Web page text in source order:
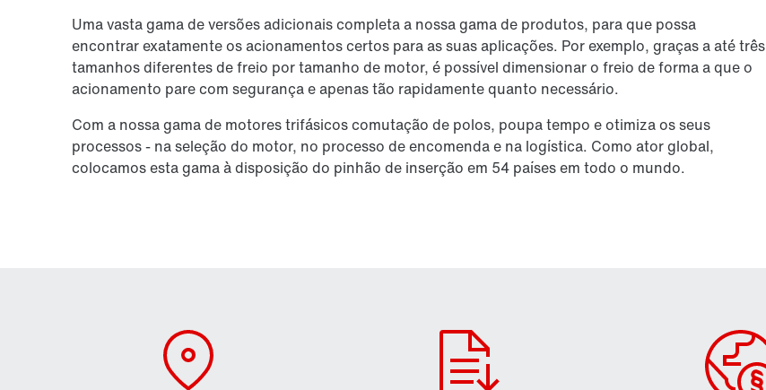
Uma vasta gama de versões adicionais completa a nossa gama de produtos, para que possa
encontrar exatamente os acionamentos certos para as suas aplicações. Por exemplo, graças a até três
tamanhos diferentes de freio por tamanho de motor, é possível dimensionar o freio de forma a que o
acionamento pare com segurança e apenas tão rapidamente quanto necessário.
Com a nossa gama de motores trifásicos comutação de polos, poupa tempo e otimiza os seus
processos - na seleção do motor, no processo de encomenda e na logística. Como ator global,
colocamos esta gama à disposição do pinhão de inserção em 54 países em todo o mundo.